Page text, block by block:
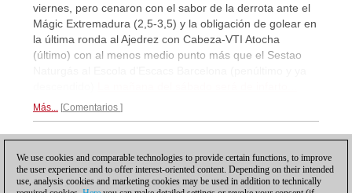
viernes, pero cenaron con el sabor de la derrota ante el
Mágic Extremadura (2,5-3,5) y la obligación de golear en
la última ronda al Ajedrez con Cabeza-VTI Atocha
(último) con al menos medio punto más que el Sestao
Más... Comentarios
We use cookies and comparable technologies to provide certain functions, to improve
the user experience and to offer interest-oriented content. Depending on their intended
use, analysis cookies and marketing cookies may be used in addition to technically